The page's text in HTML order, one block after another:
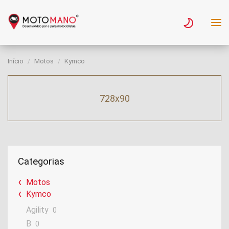
Início Motos Kymco
728x90
Categorias
Motos
Kymco
Agility 0
B 0